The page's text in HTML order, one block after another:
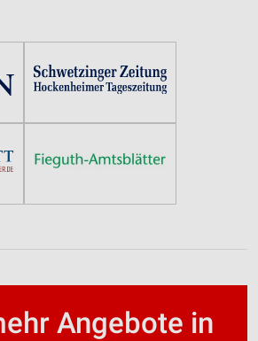
Angebote in